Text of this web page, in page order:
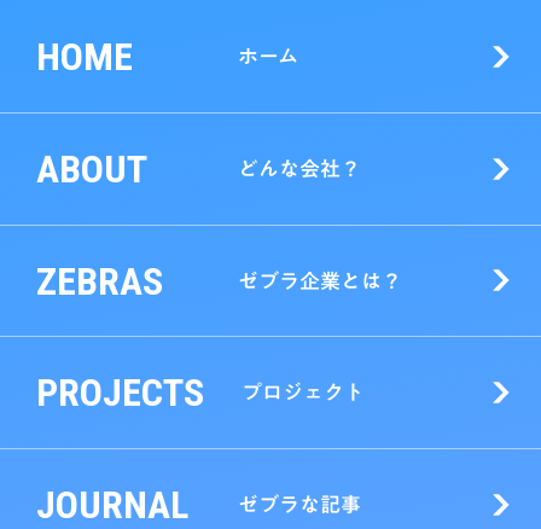
HOME ホーム
ABOUT どんな会社？
ZEBRAS ゼブラ企業とは？
PROJECTS プロジェクト
JOURNAL ゼブラな記事